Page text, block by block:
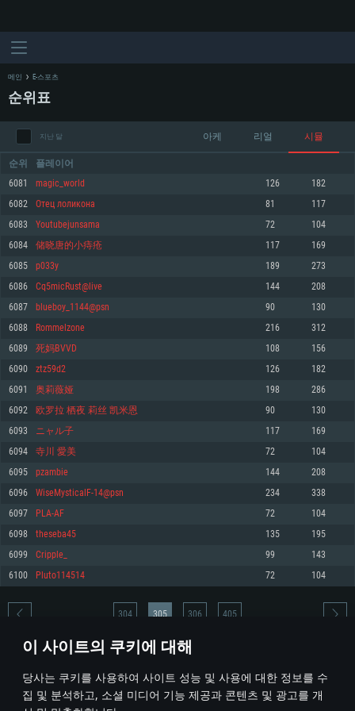
이 사이트의 쿠키에 대해
당사는 쿠키를 사용하여 사이트 성능 및 사용에 대한 정보를 수
집 및 분석하고, 소셜 미디어 기능 제공과 콘텐츠 및 광고를 개
최소사양
운영체제: Windows 10 (64 bit)
프로세서: 2.2 GHz 듀얼코어 이상
메모리: 4GB
그래픽 카드: DirectX 11 이상을 지원하는 AMD Radeon 77XX / NVIDIA
GeForce GT 660. 최소 사양 해상도: 720p
네트워크: 브로드밴드 인터넷
여유 저장 공간: 22.1 GB (최소 클라이언트)
권장 사양
570 혹은 그 이상
여유 저장 공간: 62.2 GB (전체 클라이언트)
최소사양
운영체제: Mac OS Big Sur 11.0
프로세서: 최소 2.2 GHz의 Core i5 (Intel Xeon 은 지원하지 않습니다)
메모리: 6 GB
그래픽 카드: Metal 을 지원하는 Intel Iris Pro 5200 (Mac), 혹은 이와 비슷한 성
능을 가지는 Mac 버전의 AMD/Nvidia. 최소 해상도: 720p
네트워크: 브로드밴드 인터넷
여유 저장 공간: 22.1 GB (최소 클라이언트)
권장 사양
네트워크: 브로드밴드 인터넷
여유 저장 공간: 62.2 GB (전체 클라이언트)
최소사양
운영체제: 64bit Linux 중 최신 버전
프로세서: 2.4 GHz 듀얼코어
메모리: 4 GB
그래픽 카드: Vulkan 을 지원하고, 최신 그래픽 드라이버를 지원하는 NVIDIA
660 (6개월 미만) 혹은 그와 동급의 성능을 가지며 최신 그래픽 드라이버를 지
원하는 AMD (6개월 미만; 최소사양 지원 해상도 720p)
네트워크: 브로드밴드 인터넷
여유 저장 공간: 22.1 GB (최소 클라이언트)
권장 사양
운영체제: Ubuntu 20.04 64bit
프로세서: Intel Core i7
메모리: 16 GB
그래픽 카드: Vulkan 을 지원하고, 최신 그래픽 드라이버를 지원하는 NVIDIA
1060 (6개월 미만) 혹은 그와 동급의 성능을 가지며 최신 그래픽 드라이버를
지원하는 AMD RX 570 (6개월 미만; 최소사양 지원 해상도 720p) 이상
여유 저장 공간: 62.2 GB (전체 클라이언트)
메인 E-스포츠
순위표
지난 달 아케 리얼 시뮬
순위 플레이어
6081 magic_world 126 182
6082 Отец лоликона 81 117
6083 Youtubejunsama 72 104
6084 储晓唐的小痔疮 117 169
6085 p033y 189 273
6086 Cq5micRust@live 144 208
6087 blueboy_1144@psn 90 130
6088 Rommelzone 216 312
6089 死妈BVVD 108 156
6090 ztz59d2 126 182
6091 奥莉薇娅 198 286
6092 欧罗拉 栖夜 莉丝 凯米恩 90 130
6093 ニャル子 117 169
6094 寺川 愛美 72 104
6095 pzambie 144 208
6096 WiseMysticalF-14@psn 234 338
6097 PLA-AF 72 104
6098 theseba45 135 195
6099 Cripple_ 99 143
6100 Pluto114514 72 104
* 순위표는 매일 1회 갱신됩니다
304 305 306 405